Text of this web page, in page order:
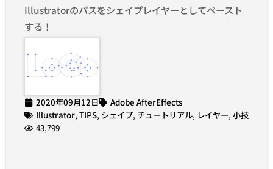
Illustratorのパスをシェイプレイヤーとしてペースト
する！
2020年09月12日
Adobe AfterEffects
Illustrator, TIPS, シェイプ, チュートリアル, レイヤー, 小技
43,799